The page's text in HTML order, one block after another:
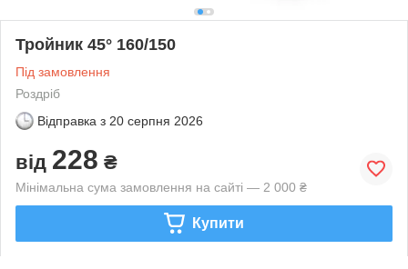
Тройник 45° 160/150
Під замовлення
Роздріб
Відправка з 20 серпня 2026
від 228 ₴
Мінімальна сума замовлення на сайті — 2 000 ₴
Купити